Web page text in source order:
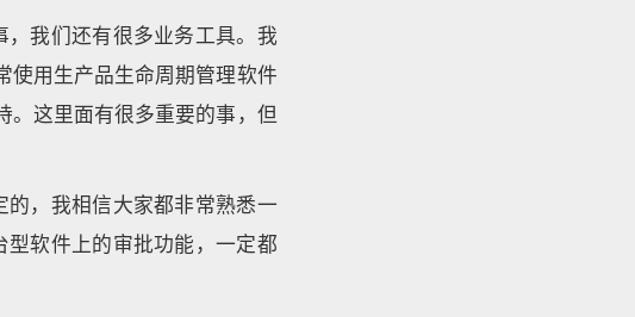
我们还有很多业务工具。我
使用生产品生命周期管理软件
。这里面有很多重要的事，但
，我相信大家都非常熟悉一
软件上的审批功能，一定都